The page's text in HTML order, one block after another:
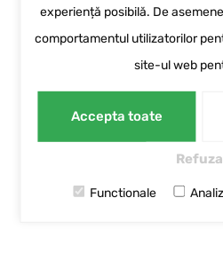
Interior
Fireproof
Alucobond
experiență posibilă. De
comportamentul utilizatorilor
site-ul web
Accepta toate
Refuza
Functionale